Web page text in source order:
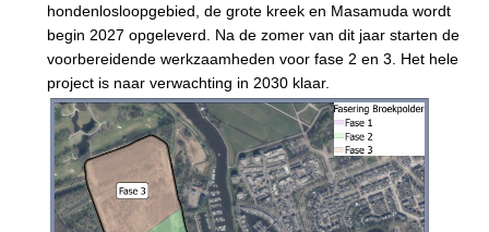
hondenlosloopgebied, de grote kreek en Masamuda wordt
begin 2027 opgeleverd. Na de zomer van dit jaar starten de
voorbereidende werkzaamheden voor fase 2 en 3. Het hele
project is naar verwachting in 2030 klaar.